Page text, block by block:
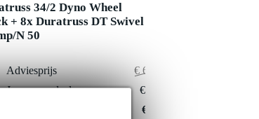
34/2 Dyno Wheel
+ 8x Duratruss DT Swivel
N 50
Adviesprijs
€ 607,80
Jouw voordeel
€ 11,80
€ 596,-